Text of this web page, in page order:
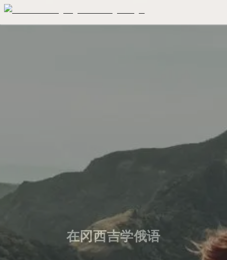
在冈西吉学俄语